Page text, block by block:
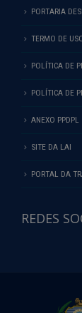
PORTARIA
TERMO DE
POLÍTICA DE
POLÍTICA DE
ANEXO PPDPL
SITE DA LAI
PORTAL DA
REDES